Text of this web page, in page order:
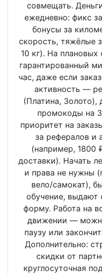
совмещать.
ежедневно: фикс
бонусы за
скорость, тяжёлые
10 кг). На
гарантированный
час, даже если
активность —
(Платина, Золото),
промокоды на
приоритет на
за рефералов и
(например, 1800
доставки). Начать
и права не нужны
вело/самокат),
обучение, выдают
форму. Работа на
движении —
паузу или
Дополнительно:
скидки от
круглосуточная